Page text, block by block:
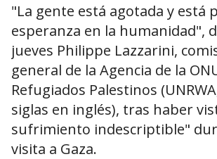
"La gente está agotada y está
esperanza en la humanidad",
jueves Philippe Lazzarini,
general de la Agencia de la
Refugiados Palestinos
siglas en inglés), tras haber
sufrimiento indescriptible"
visita a Gaza.